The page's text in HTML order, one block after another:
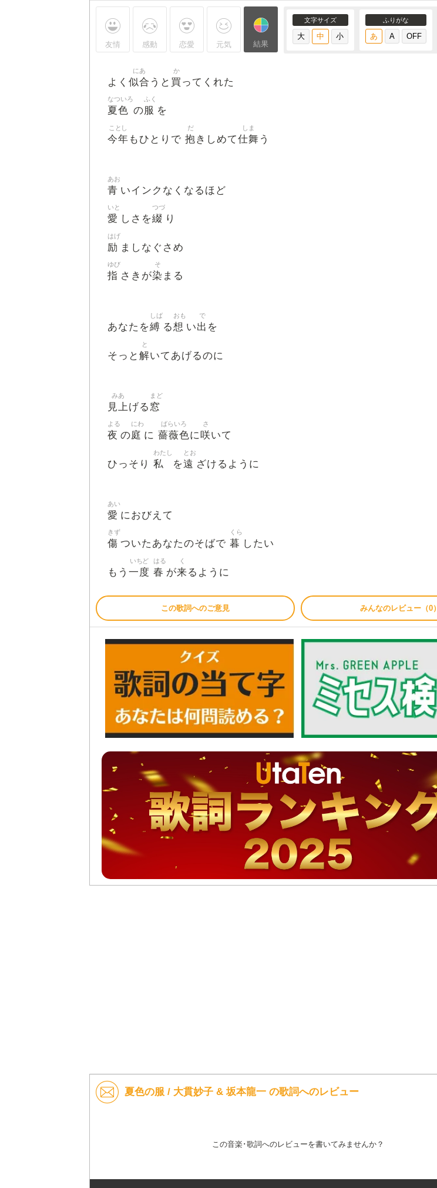
友情 感動 恋愛 元気 結果
文字サイズ ふりがな
よく 似合
にあ
うと 買
か
ってくれた
夏色
なついろ
の服
ふく
を
今年
ことし
もひとりで 抱
だ
きしめて仕舞
しま
う
青
あお
いインクなくなるほど
愛
いと
しさを綴
つづ
り
励
はげ
ましなぐさめ
指
ゆび
さきが染
そ
まる
あなたを縛
しば
る想
おも
い出
で
を
そっと 解
と
いてあげるのに
見上
みあ
げる 窓
まど
夜
よる
の庭
にわ
に 薔薇色
ばらいろ
に咲
さ
いて
ひっそり 私
わたし
を遠
とお
ざけるように
愛
あい
におびえて
傷
きず
ついたあなたのそばで 暮
くら
したい
もう 一度
いちど
春
はる
が来
く
るように
この歌詞へのご意見 みんなのレビュー（0）
夏色の服 / 大貫妙子 & 坂本龍一 の歌詞へのレビュー
この音楽･歌詞へのレビューを書いてみませんか？